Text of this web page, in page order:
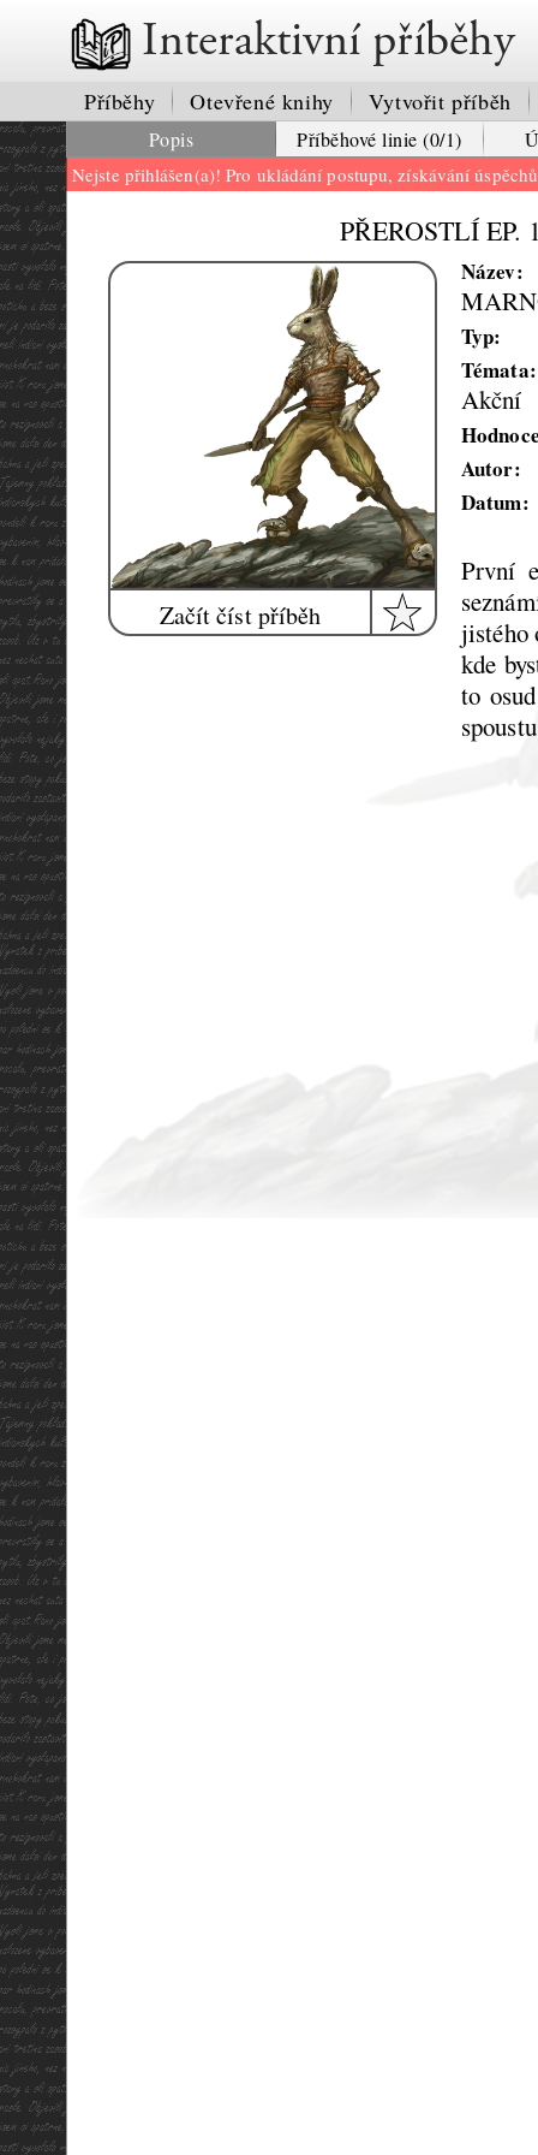
Interaktivní příběhy
Příběhy Otevřené knihy Vytvořit příběh
Popis Příběhové linie (0/1)
Nejste přihlášen(a)! Pro ukládání postupu, získávání
PŘEROSTLÍ
Začít číst příběh
Název:
Typ:
Témata:
Akční
Autor:
Datum:
První
jistého
kde
to